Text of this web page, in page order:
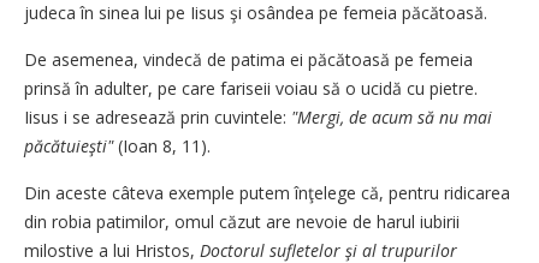
judeca în sinea lui pe Iisus şi osândea pe femeia păcătoasă.
De asemenea, vindecă de patima ei păcătoasă pe femeia
prinsă în adulter, pe care fariseii voiau să o ucidă cu pietre.
Iisus i se adresează prin cuvintele: "Mergi, de acum să nu mai
păcătuieşti"(Ioan 8, 11).
Din aceste câteva exemple putem înţelege că, pentru ridicarea
din robia patimilor, omul căzut are nevoie de harul iubirii
milostive a lui Hristos, Doctorul sufletelor şi al trupurilor